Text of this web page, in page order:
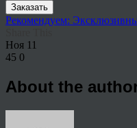
Заказать
Рекомендуем:
Ноя 11
45 0
About the